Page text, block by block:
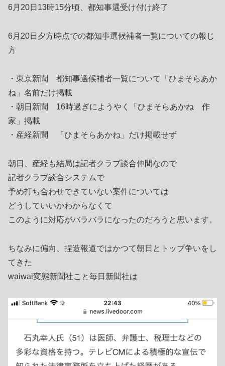
6月20日13時15分頃、都知事選受け付け終了
6月20日夕方時点での都知事選候補者一覧についての報じ
方
・東京新聞 都知事選候補者一覧について「ひまそらあか
ね」名前だけ掲載
・朝日新聞 16時過ぎにようやく「ひまそらあかね 作
家」掲載
・産経新聞 「ひまそらあかね」だけ掲載せず
朝日、産経も結局は記者クラブ談合仲間なので
記者クラブ談合システムで
予め打ち合わせできていない案件については
どうしていいかわからなくて
このように対応がバラバラになったのだろうと思います。
ちなみに偏向、捏造報道ではかつて朝日とトップ争いをし
てきた
waiwai変態新聞社こと毎日新聞社は